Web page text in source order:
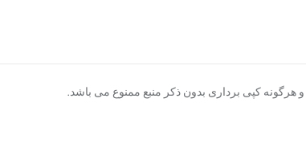
کپی برداری بدون ذکر منبع ممنوع می باشد.